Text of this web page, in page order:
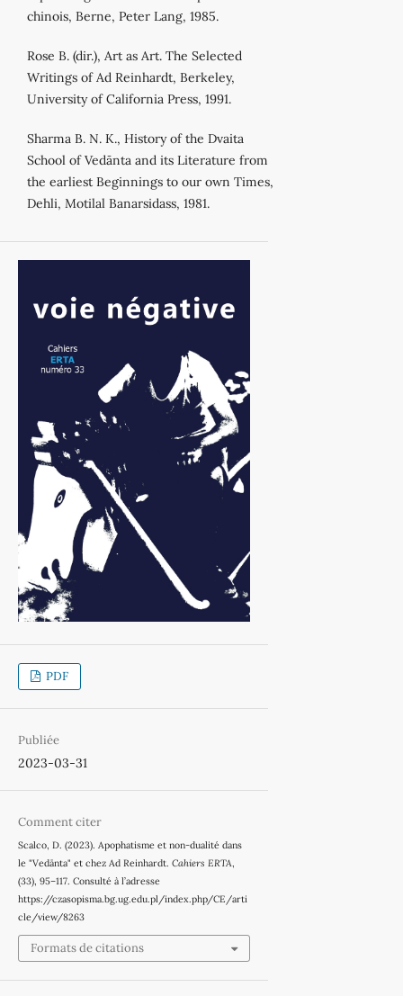
chinois, Berne, Peter Lang, 1985.
Rose B. (dir.), Art as Art. The Selected
Writings of Ad Reinhardt, Berkeley,
University of California Press, 1991.
Sharma B. N. K., History of the Dvaita
School of Vedānta and its Literature from
the earliest Beginnings to our own Times,
Dehli, Motilal Banarsidass, 1981.
PDF
Publiée
2023-03-31
Comment citer
Scalco, D. (2023). Apophatisme et non-dualité dans
le "Vedānta" et chez Ad Reinhardt. Cahiers ERTA,
(33), 95–117. Consulté à l’adresse
https://czasopisma.bg.ug.edu.pl/index.php/CE/arti
cle/view/8263
Formats de citations